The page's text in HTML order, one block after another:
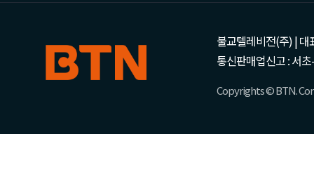
불교텔레비전(주) | 대
통신판매업신고 : 서
Copyrights © BTN.